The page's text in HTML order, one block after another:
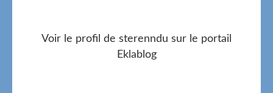
Voir le profil de sterenndu sur le portail
Eklablog